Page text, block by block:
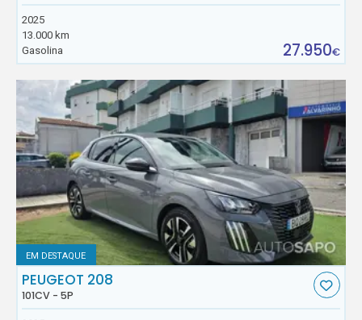
2025
13.000 km
Gasolina
27.950€
EM DESTAQUE
PEUGEOT 208
101CV - 5P